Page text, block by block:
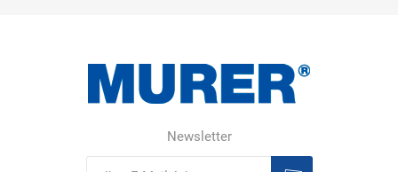
Newsletter